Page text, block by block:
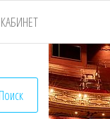
Поиск